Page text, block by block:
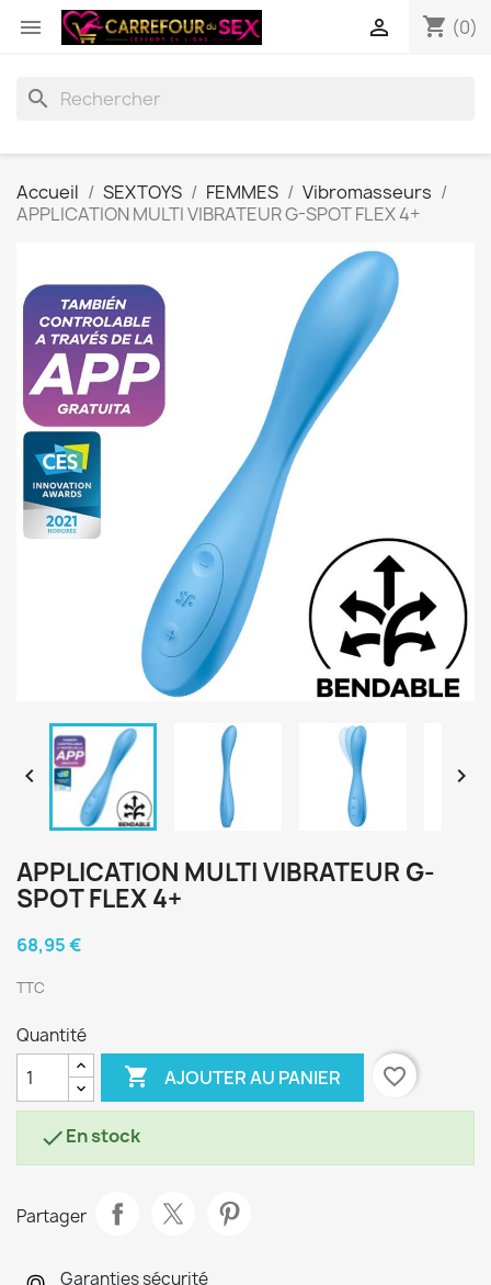
 shopping_cart (0)

search
Accueil SEXTOYS FEMMES
Vibromasseurs
APPLICATION MULTI VIBRATEUR G-SPOT FLEX 4+
 
APPLICATION MULTI VIBRATEUR G-
SPOT FLEX 4+
68,95 €
TTC
Quantité
 AJOUTER AU PANIER favorite_border
En stock
Partager
Garanties sécurité